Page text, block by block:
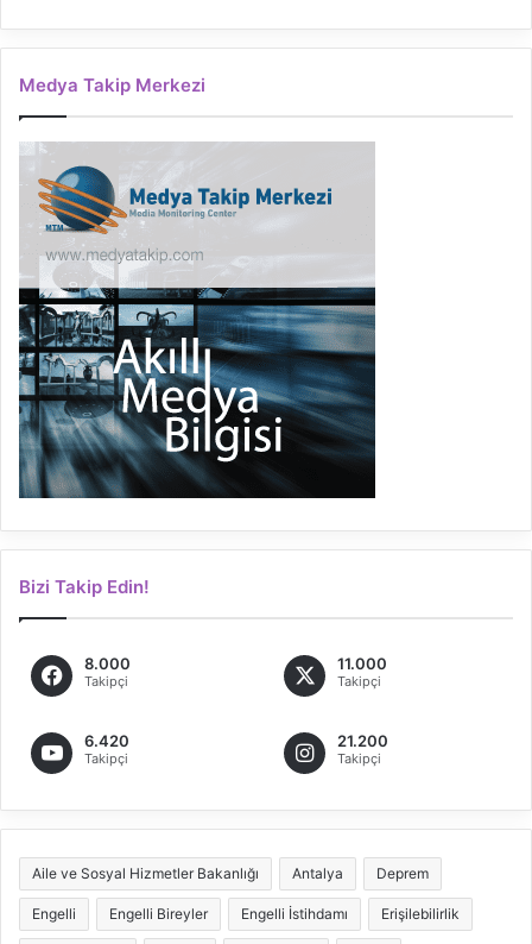
Medya Takip Merkezi
Bizi Takip Edin!
8.000
Takipçi
11.000
Takipçi
6.420
Takipçi
21.200
Takipçi
Aile ve Sosyal Hizmetler Bakanlığı Antalya Deprem
Engelli Engelli Bireyler Engelli İstihdamı Erişilebilirlik